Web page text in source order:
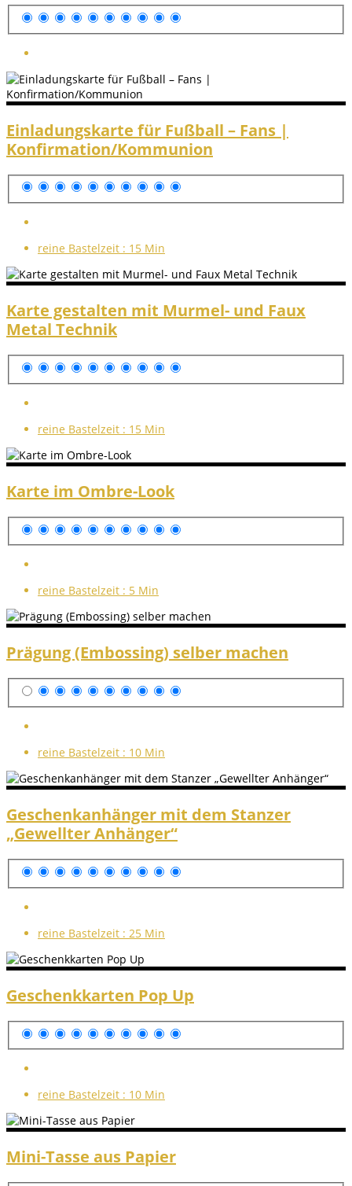
Einladungskarte für Fußball – Fans |
Konfirmation/Kommunion
reine Bastelzeit : 15 Min
Karte gestalten mit Murmel- und Faux
Metal Technik
reine Bastelzeit : 15 Min
Karte im Ombre-Look
reine Bastelzeit : 5 Min
Prägung (Embossing) selber machen
reine Bastelzeit : 10 Min
Geschenkanhänger mit dem Stanzer
„Gewellter Anhänger“
reine Bastelzeit : 25 Min
Geschenkkarten Pop Up
reine Bastelzeit : 10 Min
Mini-Tasse aus Papier